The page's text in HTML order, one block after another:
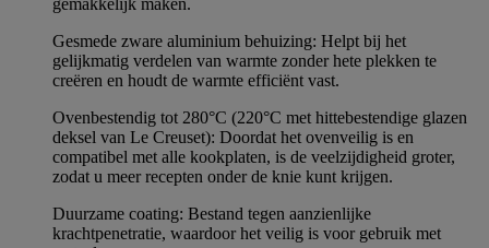
gemakkelijk maken.
Gesmede zware aluminium behuizing: Helpt bij het
gelijkmatig verdelen van warmte zonder hete plekken te
creëren en houdt de warmte efficiënt vast.
Ovenbestendig tot 280°C (220°C met hittebestendige glazen
deksel van Le Creuset): Doordat het ovenveilig is en
compatibel met alle kookplaten, is de veelzijdigheid groter,
zodat u meer recepten onder de knie kunt krijgen.
Duurzame coating: Bestand tegen aanzienlijke
krachtpenetratie, waardoor het veilig is voor gebruik met